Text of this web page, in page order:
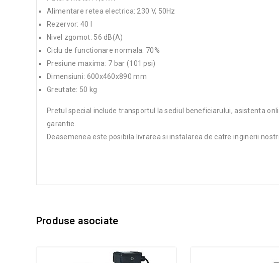
Alimentare retea electrica: 230 V, 50Hz
Rezervor: 40 l
Nivel zgomot: 56 dB(A)
Ciclu de functionare normala: 70%
Presiune maxima: 7 bar (101 psi)
Dimensiuni: 600x460x890 mm
Greutate: 50 kg
Pretul special include transportul la sediul beneficiarului, asistenta
garantie.
Deasemenea este posibila livrarea si instalarea de catre inginerii
Produse asociate